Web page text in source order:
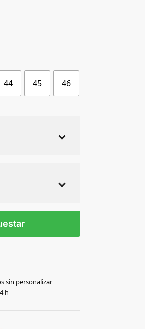
44 45 46
sin personalizar
h